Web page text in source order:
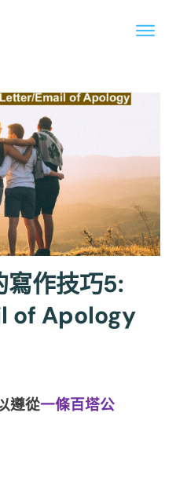
作技巧5:
of Apology
遵從一條百塔公